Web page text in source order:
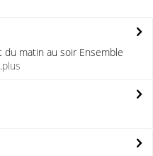
du matin au soir Ensemble
plus